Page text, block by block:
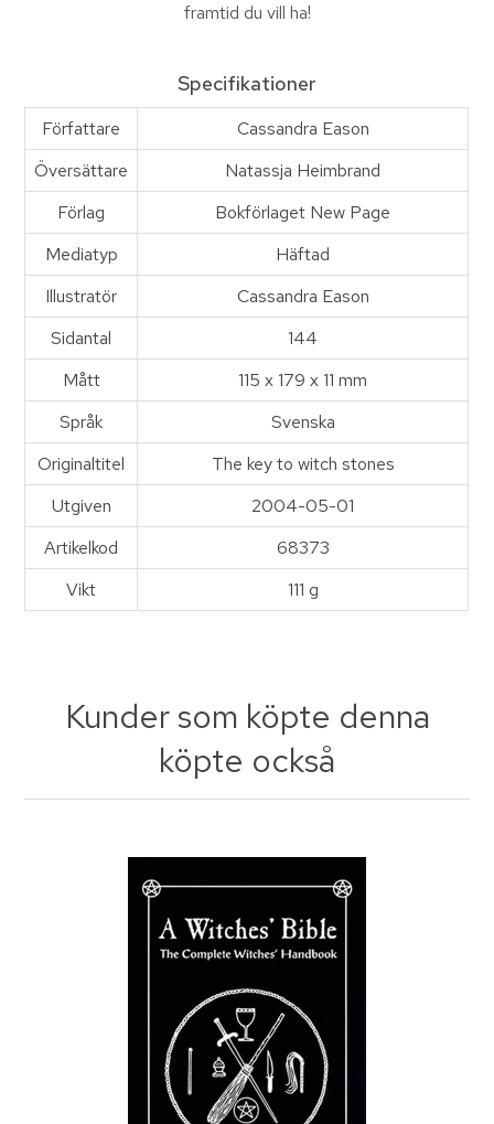
framtid du vill ha!
Specifikationer
Författare
Cassandra Eason
Översättare
Natassja Heimbrand
Förlag
Bokförlaget New Page
Mediatyp
Häftad
Illustratör
Cassandra Eason
Sidantal
144
Mått
115 x 179 x 11 mm
Språk
Svenska
Originaltitel
The key to witch stones
Utgiven
2004-05-01
Artikelkod
68373
Vikt
111 g
Kunder som köpte denna
köpte också